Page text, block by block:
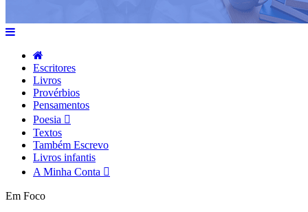
Escritores
Livros
Provérbios
Pensamentos
Poesia
Textos
Também Escrevo
Livros infantis
A Minha Conta
Em Foco